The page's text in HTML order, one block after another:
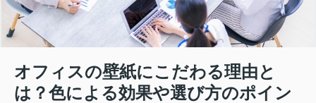
オフィスの壁紙にこだわる理由と
は？色による効果や選び方のポイン